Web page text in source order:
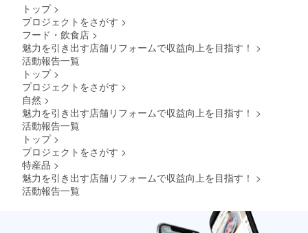
可書：
大分県
まで
トップ >
プロジェクトをさがす >
フード・飲食店 >
魅力を引き出す店舗リフォームで収益向上を目指す！ >
活動報告一覧
トップ >
プロジェクトをさがす >
自然 >
魅力を引き出す店舗リフォームで収益向上を目指す！ >
活動報告一覧
トップ >
プロジェクトをさがす >
特産品 >
魅力を引き出す店舗リフォームで収益向上を目指す！ >
活動報告一覧